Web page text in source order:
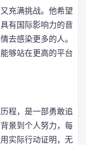
充满挑战。他希望
有国际影响力的音
去感染更多的人。
够站在更高的平台
程，是一部勇敢追
景到个人努力，每
实际行动证明，无